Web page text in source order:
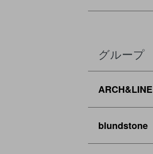
グループ
ARCH&LINE
blundstone